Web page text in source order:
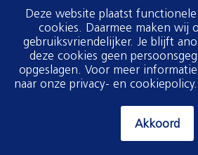
Deze website plaatst
cookies. Daarmee maken wij
gebruiksvriendelijker. Je blijft
deze cookies geen
opgeslagen. Voor meer
naar onze privacy- en cookiepolicy.
Akkoord